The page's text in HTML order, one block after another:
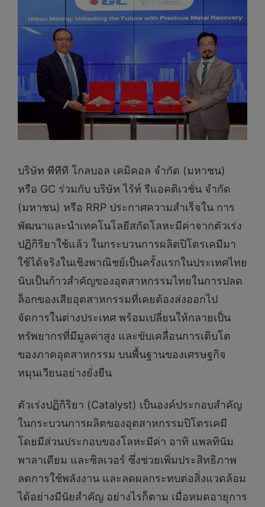
บริษัท พีทีที โกลบอล เคมิคอล จำกัด (มหาชน)
หรือ GC ร่วมกับ บริษัท ไร้ท์ รีแอคติเวชั่น จำกัด
(มหาชน) หรือ RRP ประกาศความสำเร็จใน การ
พัฒนาและนำเทคโนโลยีสกัดโลหะมีค่าจากตัวเร่ง
ปฏิกิริยาใช้แล้ว ในกระบวนการผลิตปิโตรเคมีมา
ใช้ได้จริงในเชิงพาณิชย์เป็นครั้งแรกในประเทศไทย
นับเป็นก้าวสำคัญของอุตสาหกรรมไทยในการปลด
ล็อกของเสียอุตสาหกรรมที่เคยต้องส่งออกไป
จัดการในต่างประเทศ พร้อมเปลี่ยนให้กลายเป็น
ทรัพยากรที่มีมูลค่าสูง และขับเคลื่อนการเติบโต
ของภาคอุตสาหกรรม บนพื้นฐานของเศรษฐกิจ
หมุนเวียนอย่างยั่งยืน
ตัวเร่งปฏิกิริยา (Catalyst) เป็นองค์ประกอบสำคัญ
ในกระบวนการผลิตของอุตสาหกรรมปิโตรเคมี
โดยมีส่วนประกอบของโลหะมีค่า อาทิ แพลทินัม
พาลาเดียม และซิลเวอร์ ซึ่งช่วยเพิ่มประสิทธิภาพ
ลดการใช้พลังงาน และลดผลกระทบต่อสิ่งแวดล้อม
ได้อย่างมีนัยสำคัญ อย่างไรก็ตาม เมื่อหมดอายุการ